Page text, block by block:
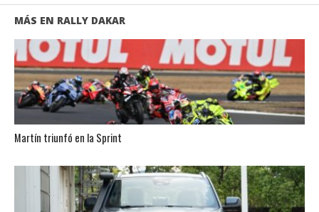
MÁS EN RALLY DAKAR
Martín triunfó en la Sprint